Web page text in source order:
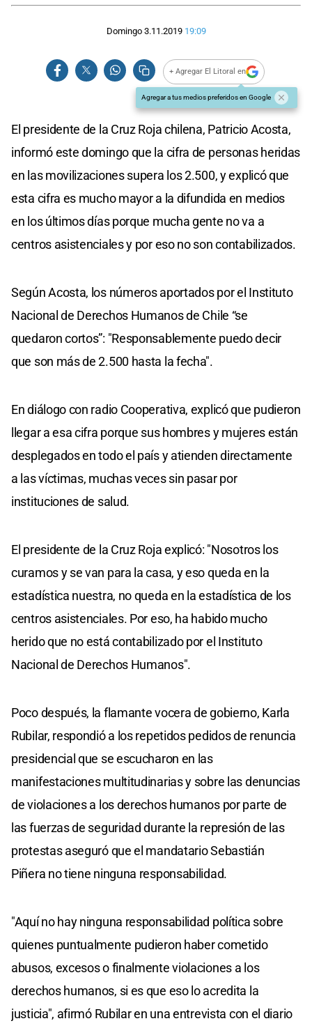
Domingo 3.11.2019 19:09
+ Agregar El Litoral en
Agregar a tus medios preferidos en Google
El presidente de la Cruz Roja chilena, Patricio Acosta,
informó este domingo que la cifra de personas heridas
en las movilizaciones supera los 2.500, y explicó que
esta cifra es mucho mayor a la difundida en medios
en los últimos días porque mucha gente no va a
centros asistenciales y por eso no son contabilizados.
Según Acosta, los números aportados por el Instituto
Nacional de Derechos Humanos de Chile “se
quedaron cortos”: "Responsablemente puedo decir
que son más de 2.500 hasta la fecha".
En diálogo con radio Cooperativa, explicó que pudieron
llegar a esa cifra porque sus hombres y mujeres están
desplegados en todo el país y atienden directamente
a las víctimas, muchas veces sin pasar por
instituciones de salud.
El presidente de la Cruz Roja explicó: "Nosotros los
curamos y se van para la casa, y eso queda en la
estadística nuestra, no queda en la estadística de los
centros asistenciales. Por eso, ha habido mucho
herido que no está contabilizado por el Instituto
Nacional de Derechos Humanos".
Poco después, la flamante vocera de gobierno, Karla
Rubilar, respondió a los repetidos pedidos de renuncia
presidencial que se escucharon en las
manifestaciones multitudinarias y sobre las denuncias
de violaciones a los derechos humanos por parte de
las fuerzas de seguridad durante la represión de las
protestas aseguró que el mandatario Sebastián
Piñera no tiene ninguna responsabilidad.
"Aquí no hay ninguna responsabilidad política sobre
quienes puntualmente pudieron haber cometido
abusos, excesos o finalmente violaciones a los
derechos humanos, si es que eso lo acredita la
justicia", afirmó Rubilar en una entrevista con el diario